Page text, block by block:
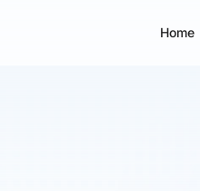
Home